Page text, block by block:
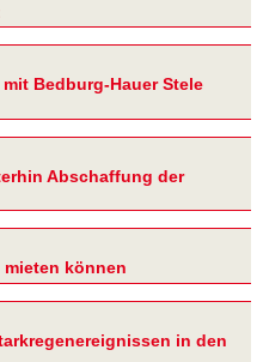
Bedburg-Hauer Stele
Abschaffung der
können
in den